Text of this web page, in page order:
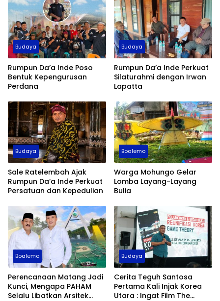
Budaya
Rumpun Da’a Inde Poso
Bentuk Kepengurusan
Perdana
Budaya
Rumpun Da’a Inde Perkuat
Silaturahmi dengan Irwan
Lapatta
Budaya
Sale Ratelembah Ajak
Rumpun Da’a Inde Perkuat
Persatuan dan Kepedulian
Boalemo
Warga Mohungo Gelar
Lomba Layang-Layang
Bulia
Boalemo
Perencanaan Matang Jadi
Kunci, Mengapa PAHAM
Selalu Libatkan Arsitek
Budaya
Cerita Teguh Santosa
Pertama Kali Injak Korea
Utara : Ingat Film The